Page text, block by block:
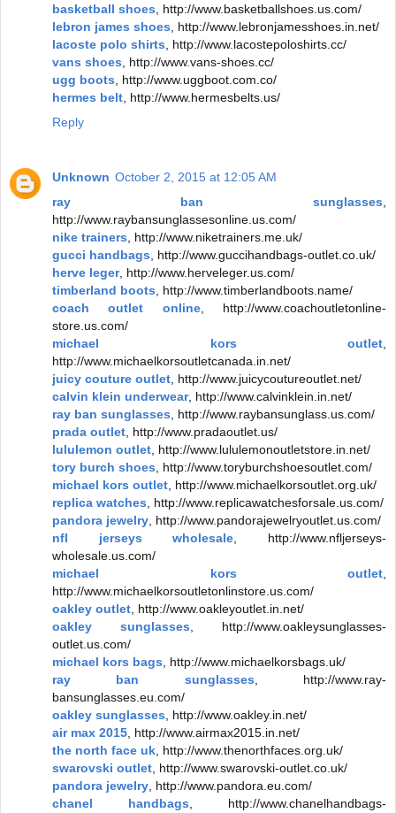
basketball shoes , http://www.basketballshoes.us.com/
lebron james shoes , http://www.lebronjamesshoes.in.net/
lacoste polo shirts , http://www.lacostepoloshirts.cc/
vans shoes , http://www.vans-shoes.cc/
ugg boots , http://www.uggboot.com.co/
hermes belt , http://www.hermesbelts.us/
Reply
Unknown October 2, 2015 at 12:05 AM
ray ban sunglasses
http://www.raybansunglassesonline.us.com/
nike trainers , http://www.niketrainers.me.uk/
gucci handbags , http://www.guccihandbags-outlet.co.uk/
herve leger, http://www.herveleger.us.com/
timberland boots , http://www.timberlandboots.name/
coach outlet online, http://www.coachoutletonline-
store.us.com/
michael kors outlet
http://www.michaelkorsoutletcanada.in.net/
juicy couture outlet , http://www.juicycoutureoutlet.net/
calvin klein underwear, http://www.calvinklein.in.net/
ray ban sunglasses , http://www.raybansunglass.us.com/
prada outlet , http://www.pradaoutlet.us/
lululemon outlet , http://www.lululemonoutletstore.in.net/
tory burch shoes , http://www.toryburchshoesoutlet.com/
michael kors outlet , http://www.michaelkorsoutlet.org.uk/
replica watches , http://www.replicawatchesforsale.us.com/
pandora jewelry , http://www.pandorajewelryoutlet.us.com/
nfl jerseys wholesale , http://www.nfljerseys-
wholesale.us.com/
michael kors outlet
http://www.michaelkorsoutletonlinstore.us.com/
oakley outlet , http://www.oakleyoutlet.in.net/
oakley sunglasses , http://www.oakleysunglasses-
outlet.us.com/
michael kors bags , http://www.michaelkorsbags.uk/
ray ban sunglasses , http://www.ray-
bansunglasses.eu.com/
oakley sunglasses , http://www.oakley.in.net/
air max 2015 , http://www.airmax2015.in.net/
the north face uk , http://www.thenorthfaces.org.uk/
swarovski outlet , http://www.swarovski-outlet.co.uk/
pandora jewelry , http://www.pandora.eu.com/
chanel handbags , http://www.chanelhandbags-